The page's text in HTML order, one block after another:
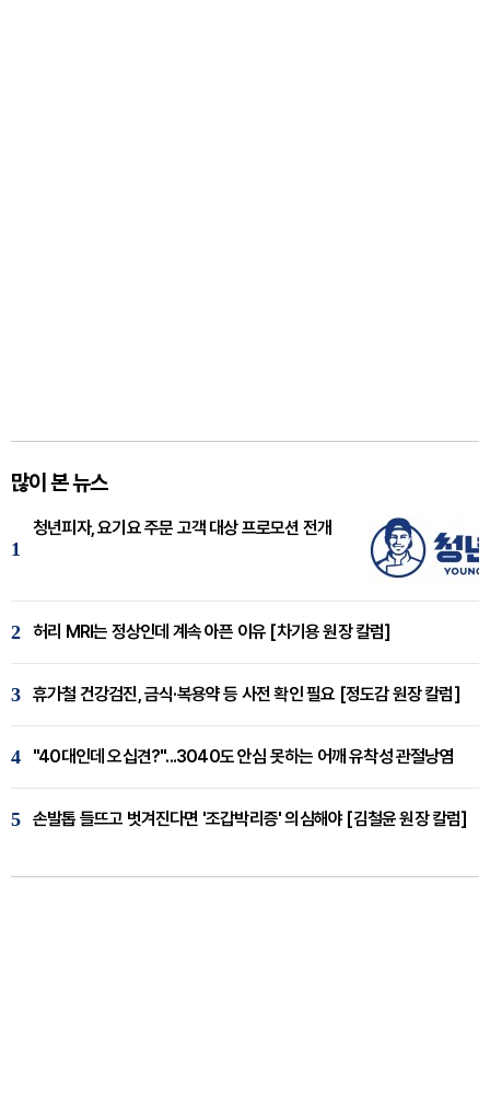
많이 본 뉴스
1
청년피자, 요기요 주문 고객 대상 프로모션 전개
2 허리 MRI는 정상인데 계속 아픈 이유 [차기용 원장 칼럼]
3 휴가철 건강검진, 금식·복용약 등 사전 확인 필요 [정도감 원장 칼럼]
4 "40대인데 오십견?"...3040도 안심 못하는 어깨 유착성 관절낭염
5 손발톱 들뜨고 벗겨진다면 '조갑박리증' 의심해야 [김철윤 원장 칼럼]